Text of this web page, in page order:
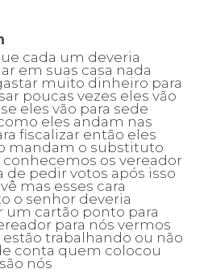
cada um deveria
em suas casa nada
muito dinheiro para
poucas vezes eles vão
eles vão para sede
eles andam nas
fiscalizar então eles
mandam o substituto
conhecemos os vereador
de pedir votos após isso
mas esses cara
o senhor deveria
um cartão ponto para
para nós vermos
estão trabalhando ou não
conta quem colocou
nós